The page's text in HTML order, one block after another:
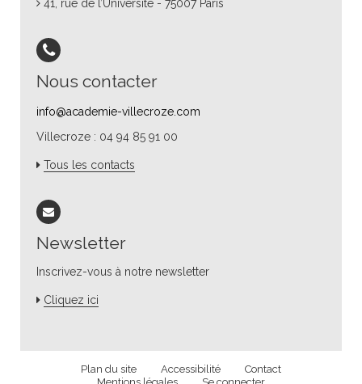
41, rue de l’Université - 75007 Paris
Nous contacter
info@academie-villecroze.com
Villecroze : 04 94 85 91 00
Tous les contacts
Newsletter
Inscrivez-vous à notre newsletter
Cliquez ici
Plan du site Accessibilité
Contact